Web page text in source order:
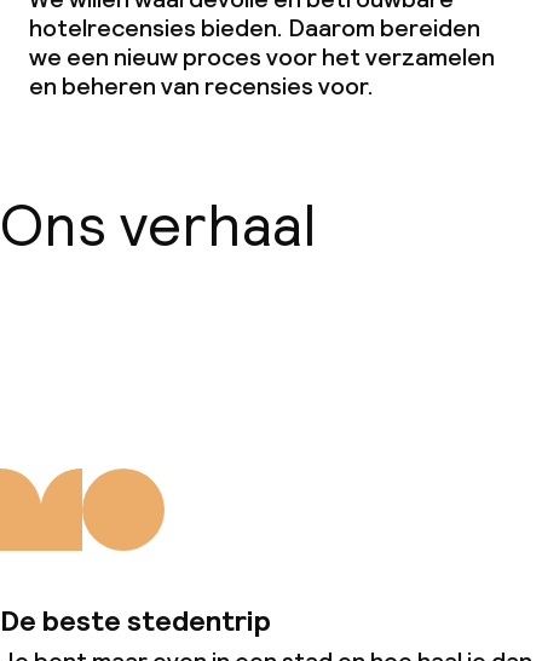
hotelrecensies bieden. Daarom bereiden
we een nieuw proces voor het verzamelen
en beheren van recensies voor.
Ons verhaal
De beste stedentrip